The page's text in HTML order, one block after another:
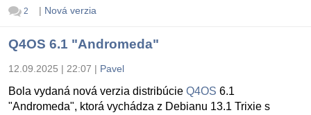
2 | Nová verzia
Q4OS 6.1 "Andromeda"
12.09.2025 | 22:07 | Pavel
Bola vydaná nová verzia distribúcie Q4OS 6.1
"Andromeda", ktorá vychádza z Debianu 13.1 Trixie s